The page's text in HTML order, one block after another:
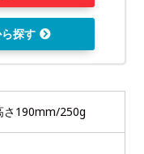
探す
さ190mm/250g